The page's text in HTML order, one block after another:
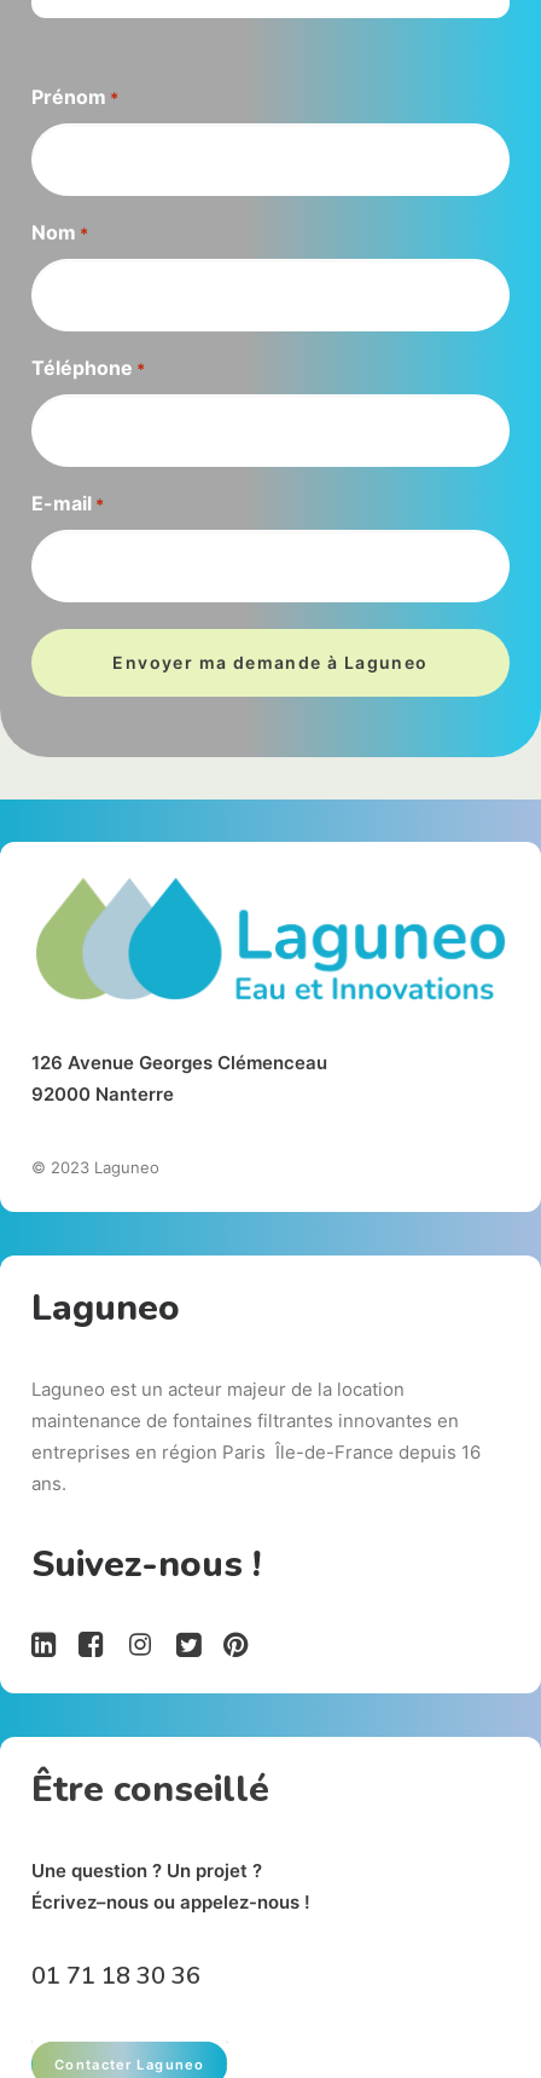
Prénom *
Nom *
Téléphone *
E-mail *
126 Avenue Georges Clémenceau
92000 Nanterre
© 2023 Laguneo
Laguneo
Laguneo est un acteur majeur de la location
maintenance de fontaines filtrantes innovantes en
entreprises en région Paris Île-de-France depuis 16
ans.
Suivez-nous !
Être conseillé
Une question ? Un projet ?
Écrivez–nous ou appelez-nous !
01 71 18 30 36
Contacter Laguneo